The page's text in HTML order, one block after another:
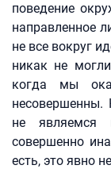
поведение
направленное
не все вокруг
никак не
когда мы
не являемся
совершенно
есть, это явно